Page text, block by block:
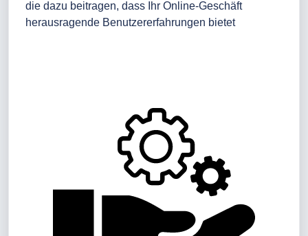
die dazu beitragen, dass Ihr Online-Geschäft
herausragende Benutzererfahrungen bietet